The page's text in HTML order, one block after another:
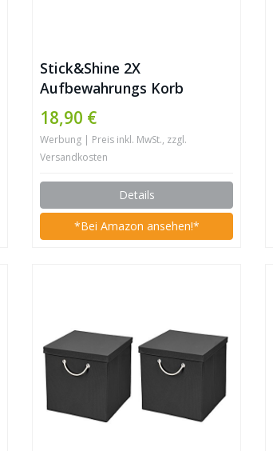
Stick&Shine 2X
Aufbewahrungs Korb
Hellgrau Faltbox 30 x 30 x
30 cm Regalkorb faltbar mit
Kordel und mit Deckel
18,90 €
Werbung | Preis inkl. MwSt., zzgl.
Versandkosten
Details
*Bei Amazon ansehen!*